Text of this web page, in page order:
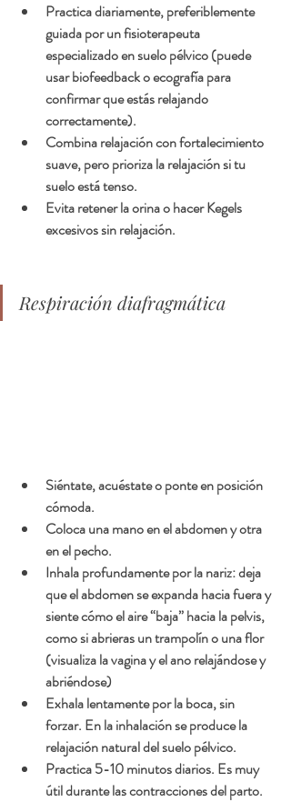
Practica diariamente, preferiblemente
guiada por un fisioterapeuta
especializado en suelo pélvico (puede
usar biofeedback o ecografía para
confirmar que estás relajando
correctamente).
Combina relajación con fortalecimiento
suave, pero prioriza la relajación si tu
suelo está tenso.
Evita retener la orina o hacer Kegels
excesivos sin relajación.
Respiración diafragmática
Siéntate, acuéstate o ponte en posición
cómoda.
Coloca una mano en el abdomen y otra
en el pecho.
Inhala profundamente por la nariz: deja
que el abdomen se expanda hacia fuera y
siente cómo el aire “baja” hacia la pelvis,
como si abrieras un trampolín o una flor
(visualiza la vagina y el ano relajándose y
abriéndose)
Exhala lentamente por la boca, sin
forzar. En la inhalación se produce la
relajación natural del suelo pélvico.
Practica 5-10 minutos diarios. Es muy
útil durante las contracciones del parto.